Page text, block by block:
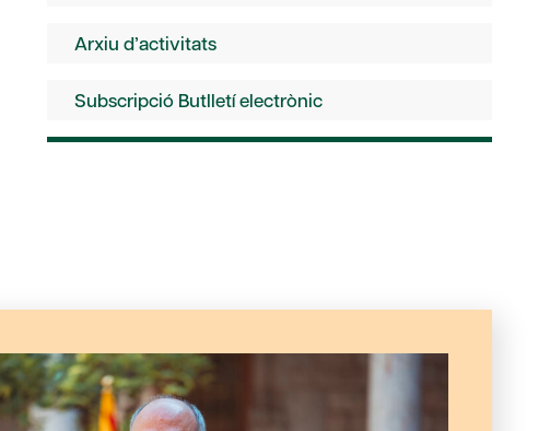
Arxiu d’activitats
Subscripció Butlletí electrònic